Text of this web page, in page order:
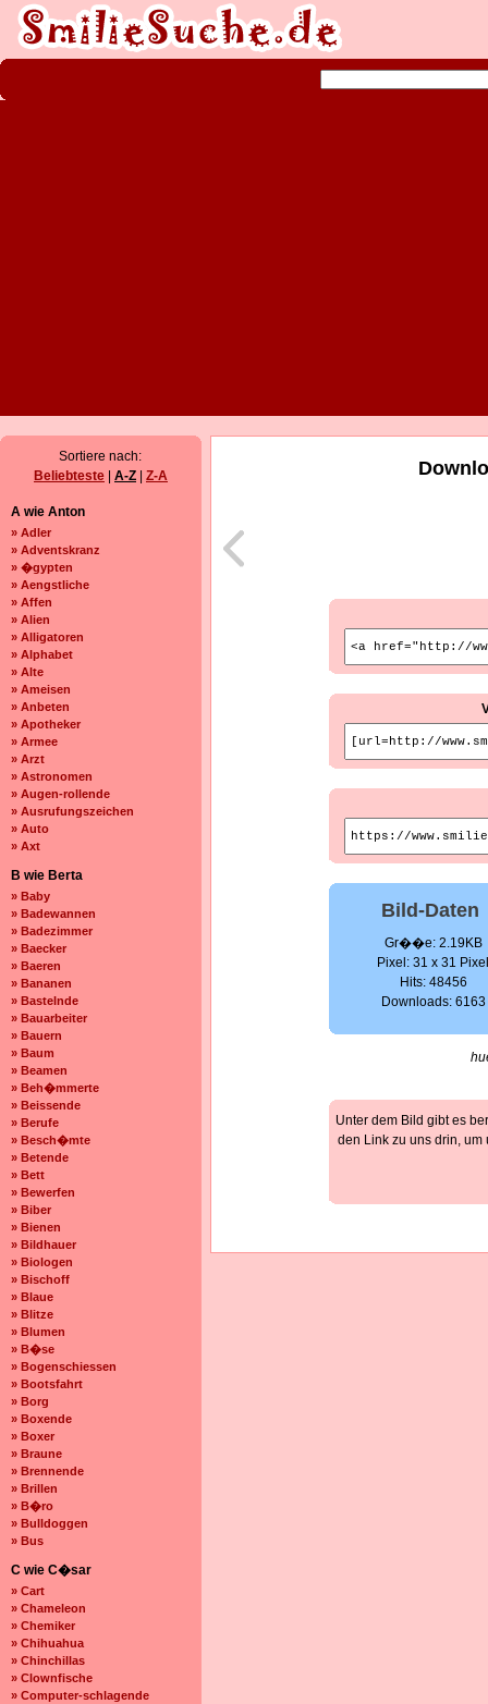
Sortiere nach:
Beliebteste
A-Z Z-A
A wie Anton
» Adler
» Adventskranz
» �gypten
» Aengstliche
» Affen
» Alien
» Alligatoren
» Alphabet
» Alte
» Ameisen
» Anbeten
» Apotheker
» Armee
» Arzt
» Astronomen
» Augen-rollende
» Ausrufungszeichen
» Auto
» Axt
B wie Berta
» Baby
» Badewannen
» Badezimmer
» Baecker
» Baeren
» Bananen
» Bastelnde
» Bauarbeiter
» Bauern
» Baum
» Beamen
» Beh�mmerte
» Beissende
» Berufe
» Besch�mte
» Betende
» Bett
» Bewerfen
» Biber
» Bienen
» Bildhauer
» Biologen
» Bischoff
» Blaue
» Blitze
» Blumen
» B�se
» Bogenschiessen
» Bootsfahrt
» Borg
» Boxende
» Boxer
» Braune
» Brennende
» Brillen
» B�ro
» Bulldoggen
» Bus
C wie C�sar
» Cart
» Chameleon
» Chemiker
» Chihuahua
» Chinchillas
» Clownfische
» Computer-schlagende
Bild-Daten
Gr��e: 2.19KB
Pixel: 31 x 31
Hits: 48456
Downloads: 6163
Unter dem Bild gibt es
den Link zu uns drin,